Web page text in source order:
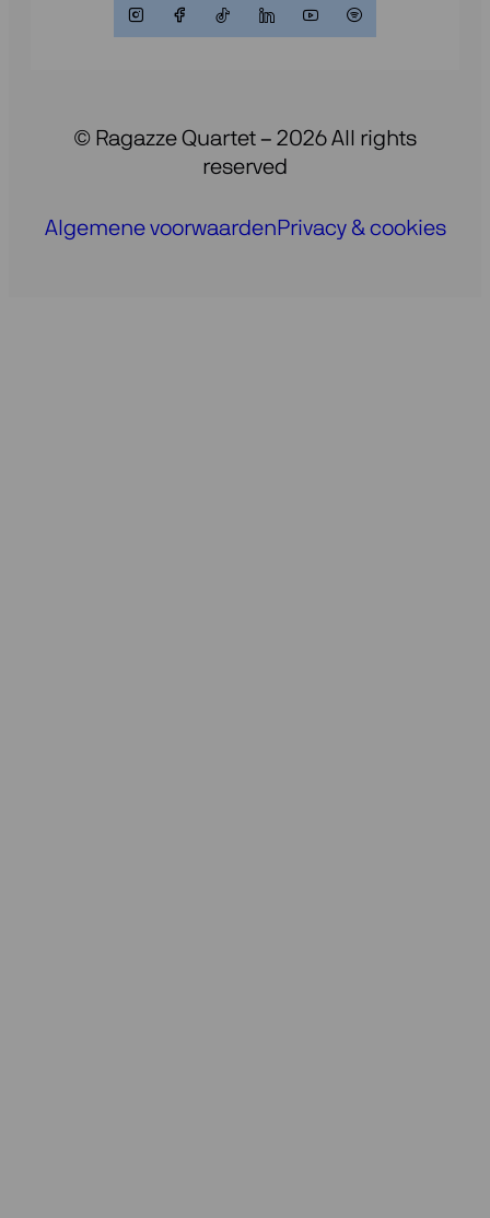
© Ragazze Quartet – 2026 All rights
reserved
Algemene voorwaarden Privacy & cookies